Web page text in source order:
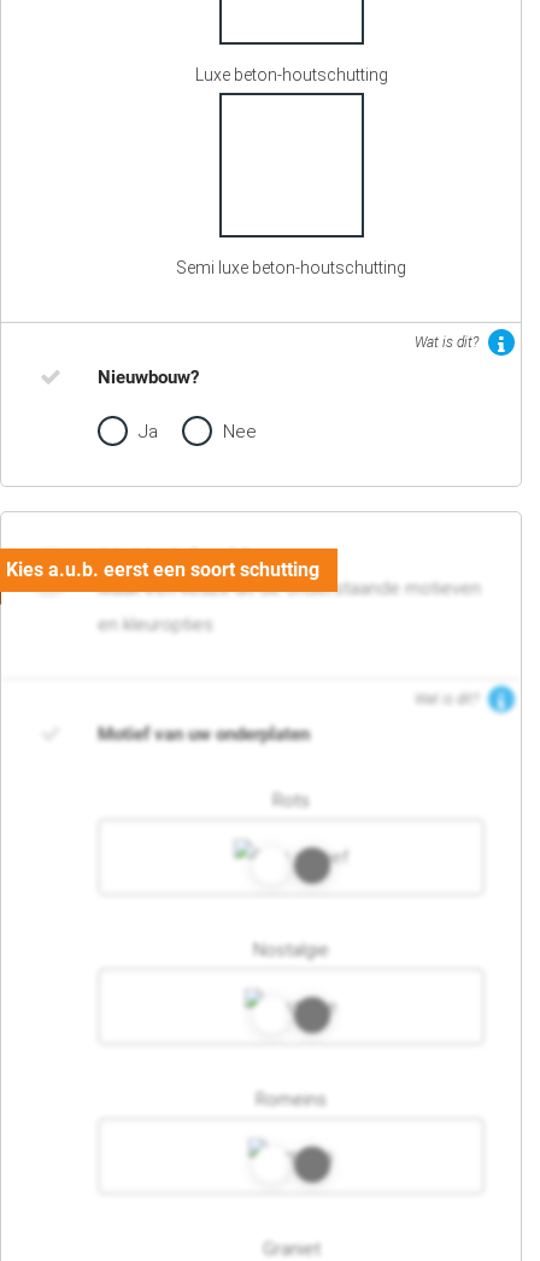
Luxe beton-houtschutting
Semi luxe beton-houtschutting
Wat is dit?
Nieuwbouw?
Ja Nee
02. Motief en kleur
Maak een keuze uit de onderstaande motieven
en kleuropties
Wat is dit?
Motief van uw onderplaten
Rots
Nostalgie
Romeins
Graniet